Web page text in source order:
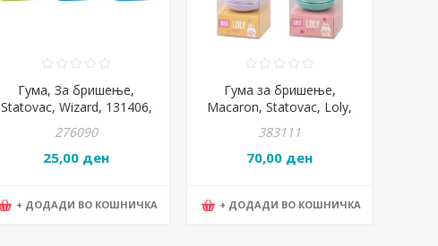
Гума, За бришење,
Statovac, Wizard, 131406,
2,3*5,6*1,3цм
276090
25,00 ден
+ ДОДАДИ ВО КОШНИЧКА
Гума за бришење,
Macaron, Statovac, Loly,
104422
383111
70,00 ден
+ ДОДАДИ ВО КОШНИЧКА